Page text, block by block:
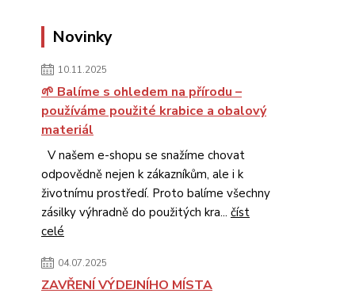
Novinky
10.11.2025
🌱 Balíme s ohledem na přírodu –
používáme použité krabice a obalový
materiál
V našem e-shopu se snažíme chovat
odpovědně nejen k zákazníkům, ale i k
životnímu prostředí. Proto balíme všechny
zásilky výhradně do použitých kra... číst
celé
04.07.2025
ZAVŘENÍ VÝDEJNÍHO MÍSTA